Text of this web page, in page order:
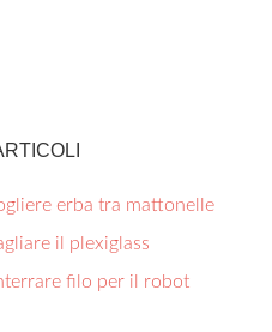
erba tra mattonelle​
il plexiglass​
filo per il robot